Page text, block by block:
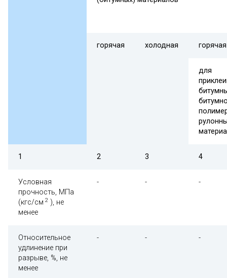
горячая холодная горячая
для
1 2 3 4
Условная
прочность, МПа
(кгс/см 2 ), не
менее
- - -
Относительное
удлинение при
разрыве, %, не
менее
- - -